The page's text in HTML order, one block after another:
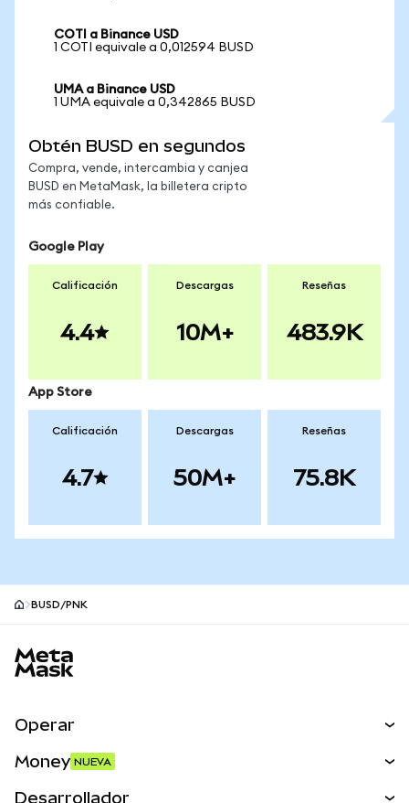
COTI a Binance USD
1 COTI equivale a 0,012594 BUSD
UMA a Binance USD
1 UMA equivale a 0,342865 BUSD
Obtén BUSD en segundos
Compra, vende, intercambia y canjea
BUSD en MetaMask, la billetera cripto
más confiable.
Google Play
Calificación
4.4
Descargas
10M+
Reseñas
483.9K
App Store
Calificación
4.7
Descargas
50M+
Reseñas
75.8K
BUSD/PNK
Operar
Money NUEVA
Desarrollador